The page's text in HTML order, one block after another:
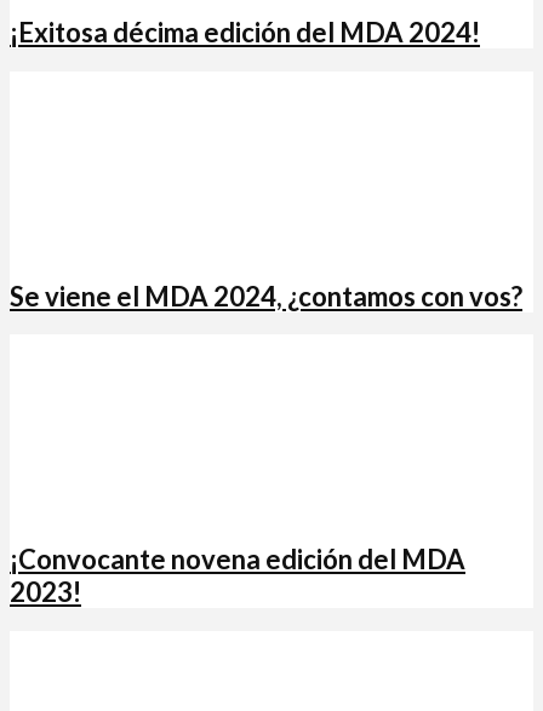
¡Exitosa décima edición del MDA 2024!
Se viene el MDA 2024, ¿contamos con vos?
¡Convocante novena edición del MDA
2023!